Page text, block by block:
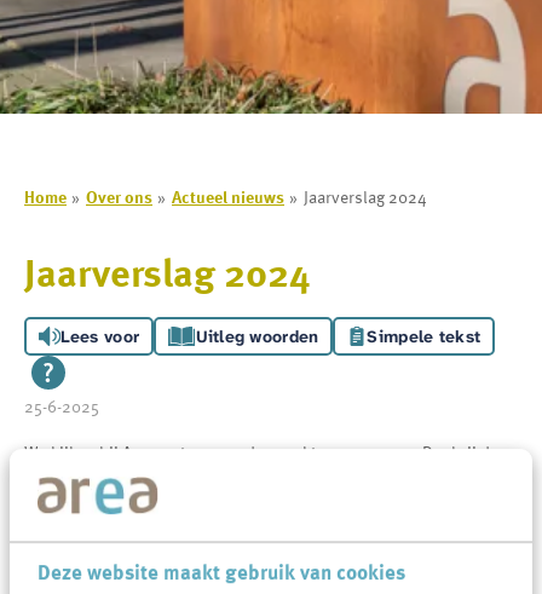
Deze website maakt gebruik van cookies
Home Over ons Actueel nieuws Jaarverslag 2024
Jaarverslag 2024
Lees voor Uitleg woorden Simpele tekst
25-6-2025
We kijken bij Area met een goed gevoel terug op 2024. Dankzij de
samenwerking met bewoners en onze partners hebben we ook dit
jaar weer mooie stappen kunnen zetten voor onze bewoners, onze